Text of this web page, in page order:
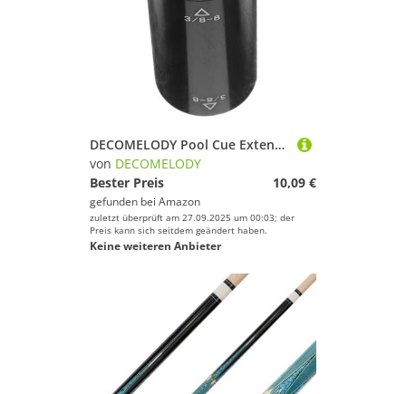
DECOMELODY Pool Cue Extension Billiard Cue Adapter Hochpräzises Metallzubehör Verlängert Billardqueue für Verbesserte Kontrolle und Stabilität bei Langdistanzschüssen Geeignet für Snooker und
von DECOMELODY
Bester Preis
10,09 €
gefunden bei Amazon
zuletzt überprüft am 27.09.2025 um 00:03; der
Preis kann sich seitdem geändert haben.
Keine weiteren Anbieter